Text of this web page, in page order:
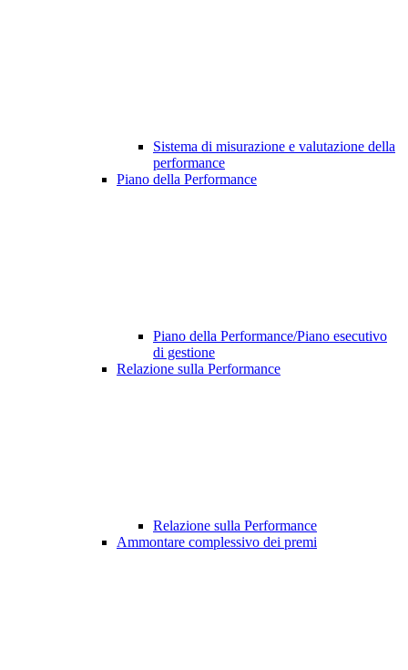
Sistema di misurazione e valutazione della
performance
Piano della Performance
Piano della Performance/Piano esecutivo
di gestione
Relazione sulla Performance
Relazione sulla Performance
Ammontare complessivo dei premi